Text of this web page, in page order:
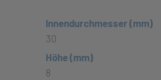
Innendurchmesser (mm)
30
Höhe (mm)
8